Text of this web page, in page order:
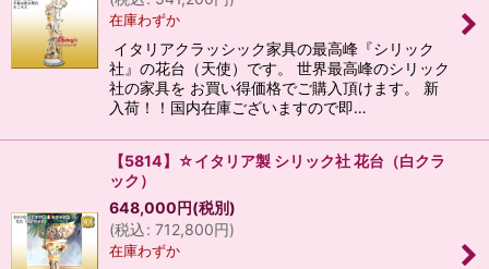
在庫わずか
イタリアクラッシック家具の最高峰『シリック
社』の花台（天使）です。 世界最高峰のシリック
社の家具を お買い得価格でご購入頂けます。 新
入荷！！国内在庫ございますので即…
【5814】☆イタリア製 シリック社 花台（白クラ
ック）
648,000円(税別)
(税込: 712,800円)
在庫わずか